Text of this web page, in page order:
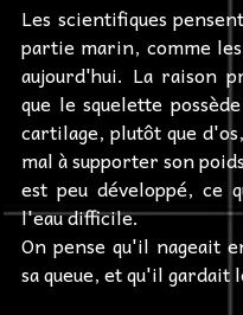
Les scientifiques
partie marin, comme les
aujourd'hui. La raison
que le squelette
cartilage, plutôt que
mal à supporter son
est peu développé, ce
l'eau difficile.
On pense qu'il nageait
sa queue, et qu'il gardait